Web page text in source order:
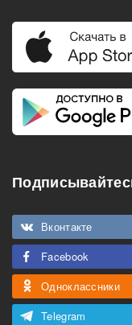
Вконтакте
Facebook
Одноклассники
Telegram